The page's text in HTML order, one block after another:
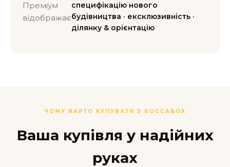
Преміум
відображає
специфікацію нового
будівництва · ексклюзивність ·
ділянку & орієнтацію
ЧОМУ ВАРТО КУПУВАТИ З ROCCABOX
Ваша купівля у надійних
руках